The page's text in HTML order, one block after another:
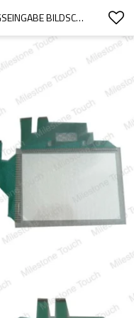
GT1595-XTBA MIT BERÜHRUNGSEINGABE BILDSCHIRM /TOUCHSCREEN GT1595-XTBA